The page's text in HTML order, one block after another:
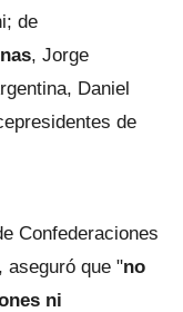
de
, Jorge
Daniel
de
Confederaciones
aseguró que "no
ni